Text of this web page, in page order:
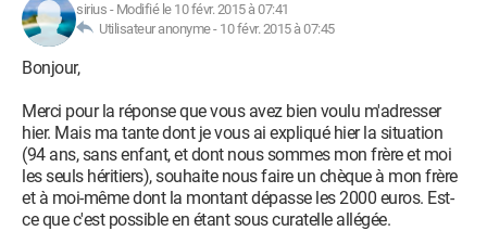
sirius - Modifié le 10 févr. 2015 à 07:41
Utilisateur anonyme - 10 févr. 2015 à 07:45
Bonjour,
Merci pour la réponse que vous avez bien voulu m'adresser
hier. Mais ma tante dont je vous ai expliqué hier la situation
(94 ans, sans enfant, et dont nous sommes mon frère et moi
les seuls héritiers), souhaite nous faire un chèque à mon frère
et à moi-même dont la montant dépasse les 2000 euros. Est-
ce que c'est possible en étant sous curatelle allégée.